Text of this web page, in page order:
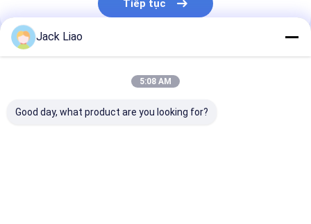
Bảng xếp chồng lõi biến áp
Máy tạo hình sóng
Tiếp tục
Danh Mục Của Chúng Tôi
Jack Liao
5:08 AM
Good day, what product are you looking for?